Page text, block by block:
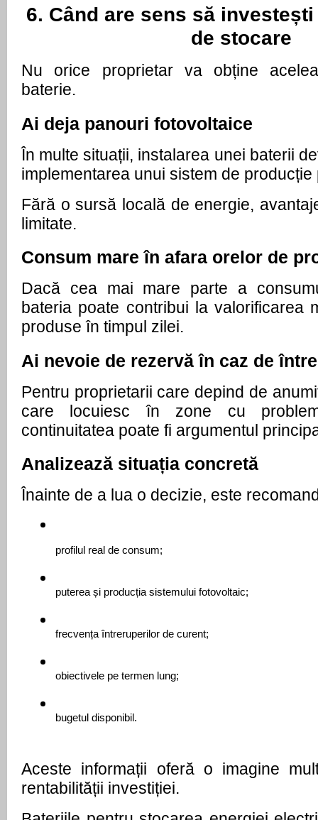
6. Când are sens să
de stocare
Nu orice proprietar va obține
baterie.
Ai deja panouri fotovoltaice
În multe situații, instalarea unei baterii
implementarea unui sistem de producție
Fără o sursă locală de energie,
limitate.
Consum mare în afara orelor de
Dacă cea mai mare parte a
bateria poate contribui la valorificarea
produse în timpul zilei.
Ai nevoie de rezervă în caz de
Pentru proprietarii care depind de
care locuiesc în zone cu
continuitatea poate fi argumentul
Analizează situația concretă
Înainte de a lua o decizie, este
profilul real de consum;
puterea și producția sistemului fotovoltaic;
frecvența întreruperilor de curent;
obiectivele pe termen lung;
bugetul disponibil.
Aceste informații oferă o imagine
rentabilității investiției.